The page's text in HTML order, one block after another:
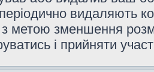
видаляють
з метою зменшення
і прийняти